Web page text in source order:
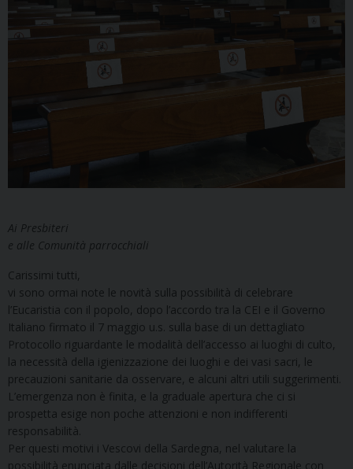
Ai Presbiteri
e alle Comunità parrocchiali
Carissimi tutti,
vi sono ormai note le novità sulla possibilità di celebrare
l’Eucaristia con il popolo, dopo l’accordo tra la CEI e il Governo
Italiano firmato il 7 maggio u.s. sulla base di un dettagliato
Protocollo riguardante le modalità dell’accesso ai luoghi di culto,
la necessità della igienizzazione dei luoghi e dei vasi sacri, le
precauzioni sanitarie da osservare, e alcuni altri utili suggerimenti.
L’emergenza non è finita, e la graduale apertura che ci si
prospetta esige non poche attenzioni e non indifferenti
responsabilità.
Per questi motivi i Vescovi della Sardegna, nel valutare la
possibilità enunciata dalle decisioni dell’Autorità Regionale con